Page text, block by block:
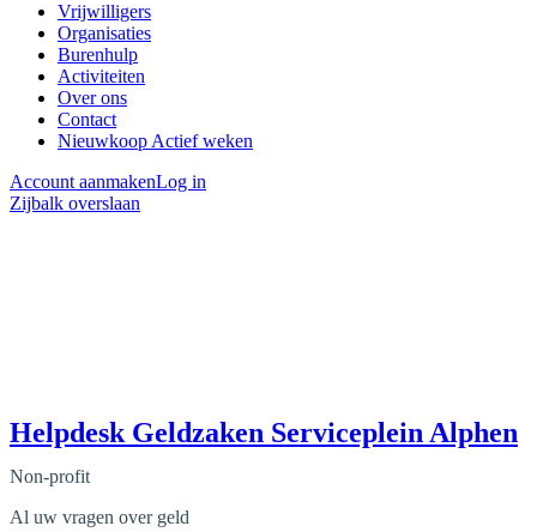
Vrijwilligers
Organisaties
Burenhulp
Activiteiten
Over ons
Contact
Nieuwkoop Actief weken
Account aanmakenLog in
Zijbalk overslaan
Helpdesk Geldzaken Serviceplein Alphen
Non-profit
Al uw vragen over geld